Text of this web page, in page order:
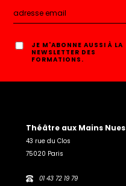
JE M'ABONNE AUSSI À LA
NEWSLETTER DES
FORMATIONS.
Théâtre aux Mains Nues
43 rue du Clos
75020 Paris
01 43 72 19 79